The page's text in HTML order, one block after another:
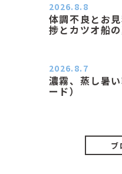
体調不良とお
捗とカツオ船
2026.8.8
濃霧、蒸し暑
ード）
2026.8.7
ブ